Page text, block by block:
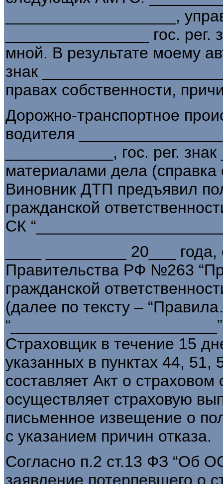
___________________,
________________ гос.
мной. В результате моему
знак
правах собственности,
Дорожно-транспортное
водителя
____________, гос. рег.
материалами дела
Виновник ДТП предъявил
гражданской
СК
____ _________ 20___
Правительства РФ №263
гражданской
(далее по тексту –
Страховщик в течение 15
указанных в пунктах 44,
составляет Акт о
осуществляет страховую
письменное извещение о
с указанием причин отказа.
Согласно п.2 ст.13 ФЗ “Об
заявление потерпевшего о